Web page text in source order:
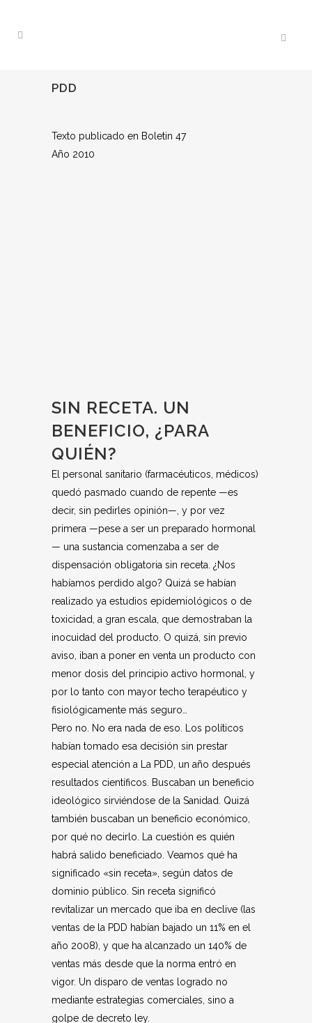
PDD
Texto publicado en Boletin 47
Año 2010
SIN RECETA. UN
BENEFICIO, ¿PARA
QUIÉN?
El personal sanitario (farmacéuticos, médicos)
quedó pasmado cuando de repente —es
decir, sin pedirles opinión—, y por vez
primera —pese a ser un preparado hormonal
— una sustancia comenzaba a ser de
dispensación obligatoria sin receta. ¿Nos
habíamos perdido algo? Quizá se habían
realizado ya estudios epidemiológicos o de
toxicidad, a gran escala, que demostraban la
inocuidad del producto. O quizá, sin previo
aviso, iban a poner en venta un producto con
menor dosis del principio activo hormonal, y
por lo tanto con mayor techo terapéutico y
fisiológicamente más seguro…
Pero no. No era nada de eso. Los políticos
habían tomado esa decisión sin prestar
especial atención a La PDD, un año después
resultados científicos. Buscaban un beneficio
ideológico sirviéndose de la Sanidad. Quizá
también buscaban un beneficio económico,
por qué no decirlo. La cuestión es quién
habrá salido beneficiado. Veamos qué ha
significado «sin receta», según datos de
dominio público. Sin receta significó
revitalizar un mercado que iba en declive (las
ventas de la PDD habían bajado un 11% en el
año 2008), y que ha alcanzado un 140% de
ventas más desde que la norma entró en
vigor. Un disparo de ventas logrado no
mediante estrategias comerciales, sino a
golpe de decreto ley.